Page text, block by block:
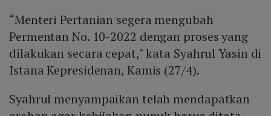
“Menteri Pertanian segera mengubah
Permentan No. 10-2022 dengan proses yang
dilakukan secara cepat," kata Syahrul Yasin di
Istana Kepresidenan, Kamis (27/4).
Syahrul menyampaikan telah mendapatkan